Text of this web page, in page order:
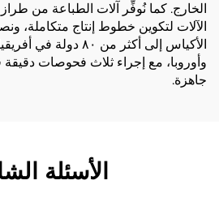
الآلات لتكوين خطوط إنتاج متكاملة،
الأكياس إلى أكثر من ٨٠
وأوروبا، مع إجراء ثلاث فحوصات
جاهزة.
الأسئلة